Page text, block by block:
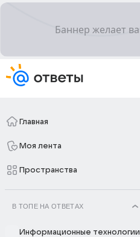
Главная
Моя лента
Пространства
В ТОПЕ НА ОТВЕТАХ
Информационные технологии